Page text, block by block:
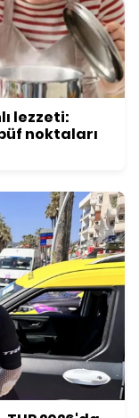
lezzeti:
noktaları